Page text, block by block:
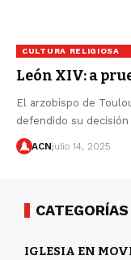
CULTURA RELIGIOSA
León XIV: a
El arzobispo de
defendido su
ACNjulio 14, 2025
CATEGORÍAS
IGLESIA EN